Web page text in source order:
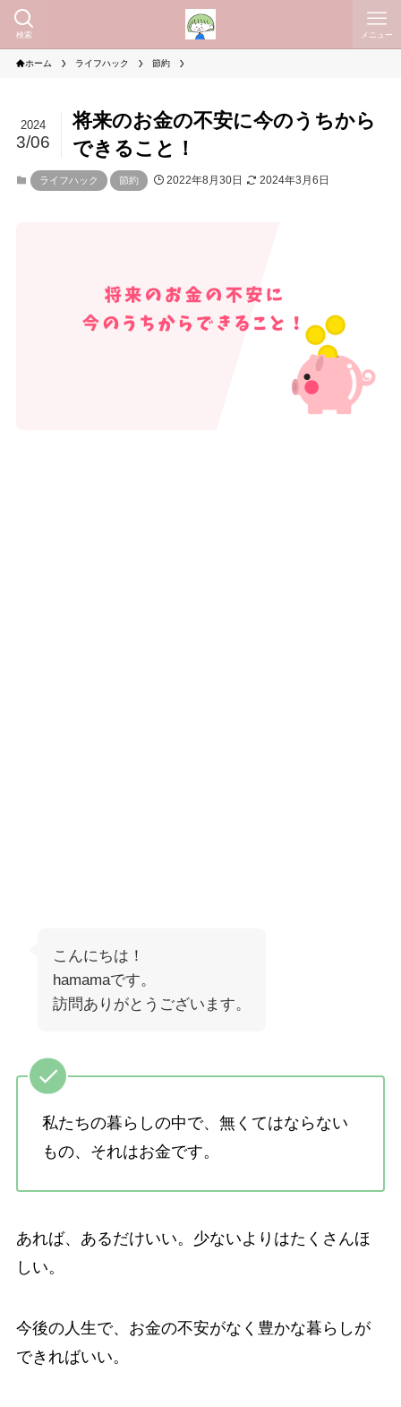
検索 メニュー
ホーム ライフハック 節約
将来のお金の不安に今のうちから
できること！
2024
3/06
ライフハック 節約 2022年8月30日 2024年3月6日
こんにちは！
hamamaです。
訪問ありがとうございます。
私たちの暮らしの中で、無くてはならない
もの、それはお金です。
あれば、あるだけいい。少ないよりはたくさんほ
しい。
今後の人生で、お金の不安がなく豊かな暮らしが
できればいい。